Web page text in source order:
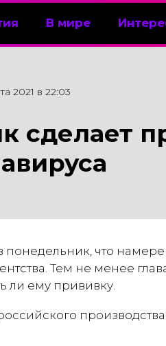
В мире
2021 в 22:03
сделает
понедельник, что
Тем не менее
ли ему прививку.